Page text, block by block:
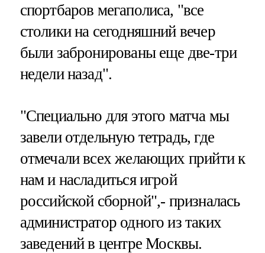
спортбаров мегаполиса, "все
столики на сегодняшний вечер
были забронированы еще две-три
недели назад".
"Специально для этого матча мы
завели отдельную тетрадь, где
отмечали всех желающих прийти к
нам и насладиться игрой
российской сборной",- призналась
администратор одного из таких
заведений в центре Москвы.